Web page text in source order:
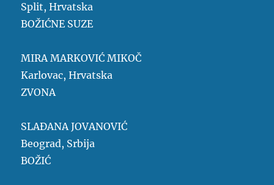
Split, Hrvatska
BOŽIĆNE SUZE
MIRA MARKOVIĆ MIKOČ
Karlovac, Hrvatska
ZVONA
SLAĐANA JOVANOVIĆ
Beograd, Srbija
BOŽIĆ